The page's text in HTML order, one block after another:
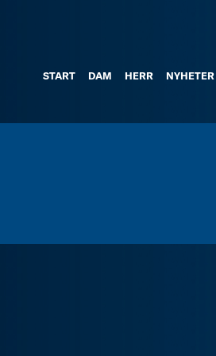
START DAM HERR NYHETER